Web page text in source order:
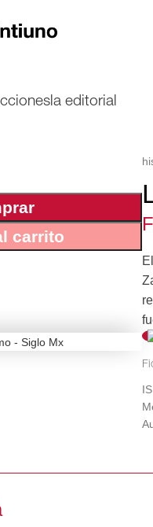
la editorial
carrito